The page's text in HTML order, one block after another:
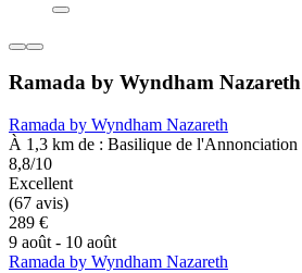
Ramada by Wyndham Nazareth
Ramada by Wyndham Nazareth
À 1,3 km de : Basilique de l'Annonciation
8,8/10
Excellent
(67 avis)
289 €
9 août - 10 août
Ramada by Wyndham Nazareth